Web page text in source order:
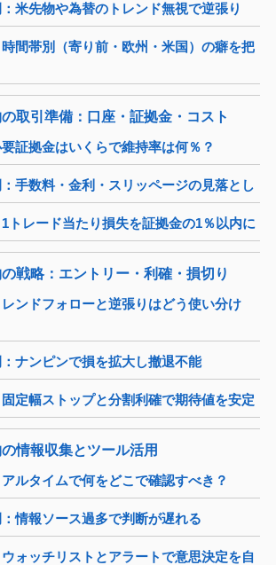
米先物や為替のトレンド無視で逆張り
間帯別（寄り前・欧州・米国）の癖を把
取引準備：口座・証拠金・コスト
証拠金はいくらで維持率は何％？
手数料・金利・スリッページの見落とし
トレード当たり損失を証拠金の1％以内に
戦略：エントリー・利確・損切り
ンドフォローと逆張りはどう使い分け
ナンピンで損を拡大し撤退不能
定幅ストップと分割利確で期待値を安定
情報収集とツール活用
ルタイムで何をどこで確認すべき？
情報ソース過多で判断が遅れる
ォッチリストとアラートで意思決定を自